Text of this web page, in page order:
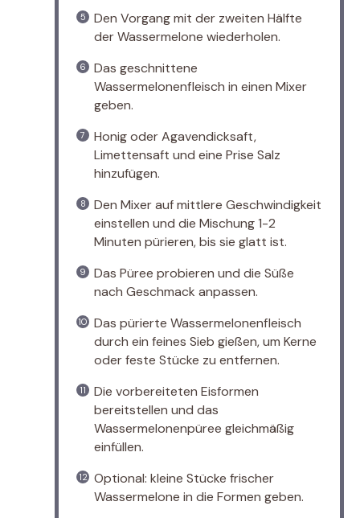
Den Vorgang mit der zweiten Hälfte
der Wassermelone wiederholen.
Das geschnittene
Wassermelonenfleisch in einen Mixer
geben.
Honig oder Agavendicksaft,
Limettensaft und eine Prise Salz
hinzufügen.
Den Mixer auf mittlere Geschwindigkeit
einstellen und die Mischung 1-2
Minuten pürieren, bis sie glatt ist.
Das Püree probieren und die Süße
nach Geschmack anpassen.
Das pürierte Wassermelonenfleisch
durch ein feines Sieb gießen, um Kerne
oder feste Stücke zu entfernen.
Die vorbereiteten Eisformen
bereitstellen und das
Wassermelonenpüree gleichmäßig
einfüllen.
Optional: kleine Stücke frischer
Wassermelone in die Formen geben.